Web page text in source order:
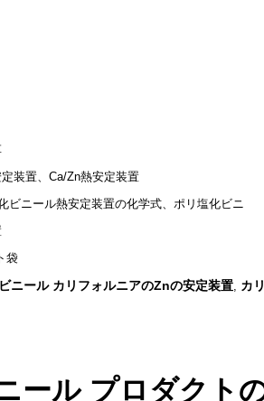
装置、Ca/Zn熱安定装置
ビニール熱安定装置の化学式、ポリ塩化ビニ
袋
ニール カリフォルニアのZnの安定装置, カ
ール プロダクト